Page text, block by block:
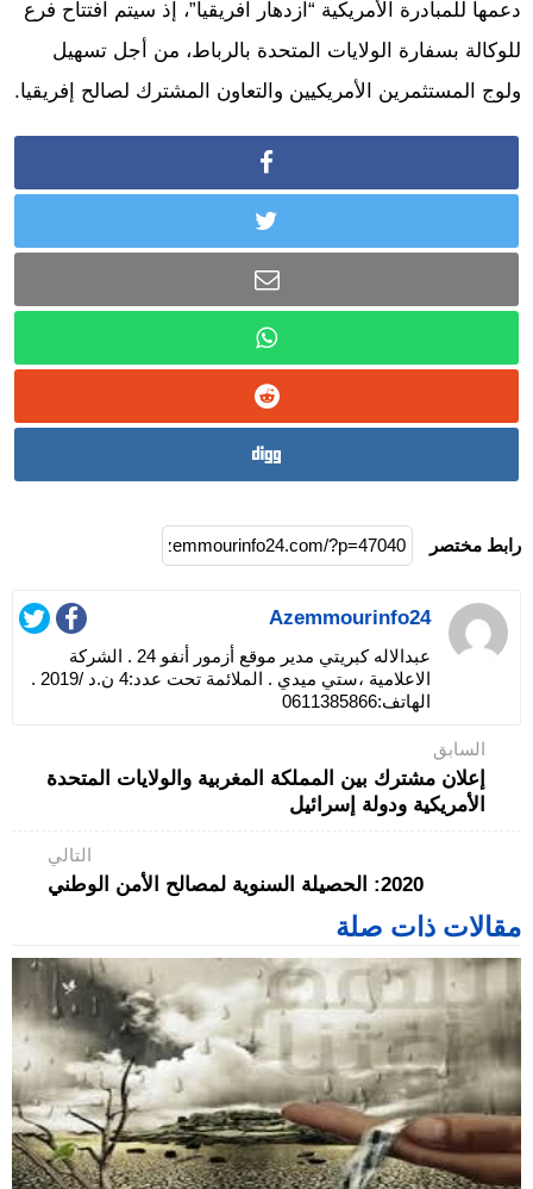
دعمها للمبادرة الأمريكية “ازدهار افريقيا”، إذ سيتم افتتاح فرع
للوكالة بسفارة الولايات المتحدة بالرباط، من أجل تسهيل
ولوج المستثمرين الأمريكيين والتعاون المشترك لصالح إفريقيا.
رابط مختصر
Azemmourinfo24
عبدالاله كبريتي مدير موقع أزمور أنفو 24 . الشركة
الاعلامية ،ستي ميدي . الملائمة تحت عدد:4 ن.د /2019 .
الهاتف:0611385866
السابق
إعلان مشترك بين المملكة المغربية والولايات المتحدة
الأمريكية ودولة إسرائيل
التالي
2020: الحصيلة السنوية لمصالح الأمن الوطني
مقالات ذات صلة